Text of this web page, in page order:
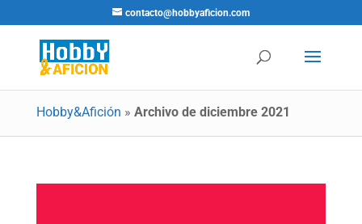
contacto@hobbyaficion.com
Hobby&Afición » Archivo de diciembre 2021